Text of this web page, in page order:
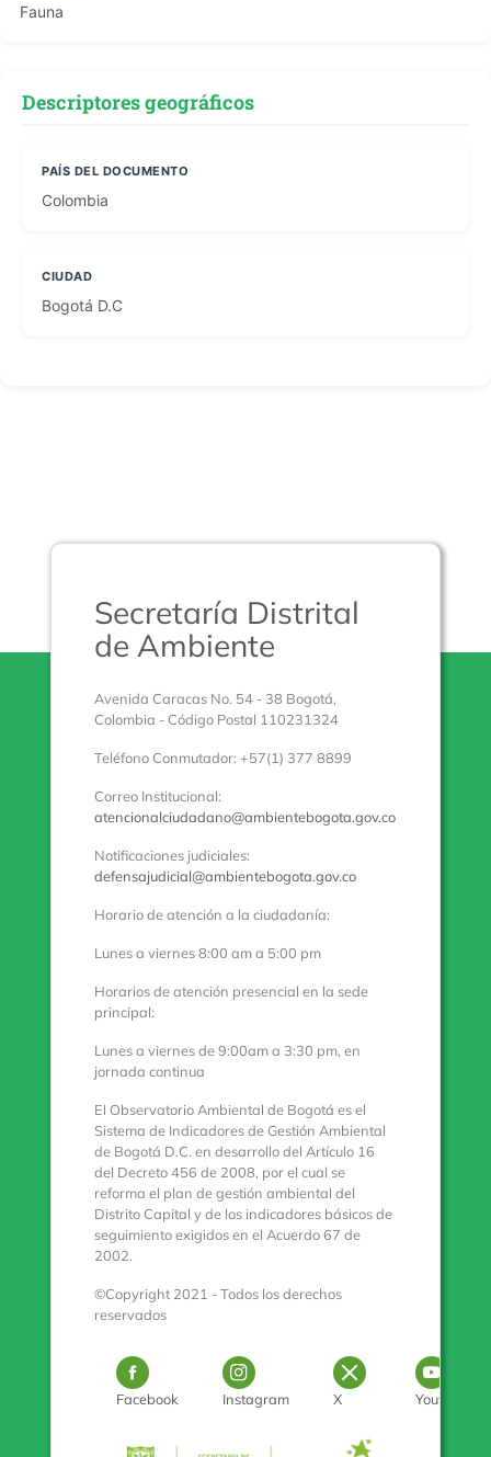
Fauna
Descriptores geográficos
PAÍS DEL DOCUMENTO
Colombia
CIUDAD
Bogotá D.C
Secretaría Distrital
de Ambiente
Avenida Caracas No. 54 - 38 Bogotá,
Colombia - Código Postal 110231324
Teléfono Conmutador: +57(1) 377 8899
Correo Institucional:
atencionalciudadano@ambientebogota.gov.co
Notificaciones judiciales:
defensajudicial@ambientebogota.gov.co
Horario de atención a la ciudadanía:
Lunes a viernes 8:00 am a 5:00 pm
Horarios de atención presencial en la sede
principal:
Lunes a viernes de 9:00am a 3:30 pm, en
jornada continua
El Observatorio Ambiental de Bogotá es el
Sistema de Indicadores de Gestión Ambiental
de Bogotá D.C. en desarrollo del Artículo 16
del Decreto 456 de 2008, por el cual se
reforma el plan de gestión ambiental del
Distrito Capital y de los indicadores básicos de
seguimiento exigidos en el Acuerdo 67 de
2002.
©Copyright 2021 - Todos los derechos
reservados
Facebook Logo Facebook
InstagramLogo Instagram
XLogo TwitterYoutube